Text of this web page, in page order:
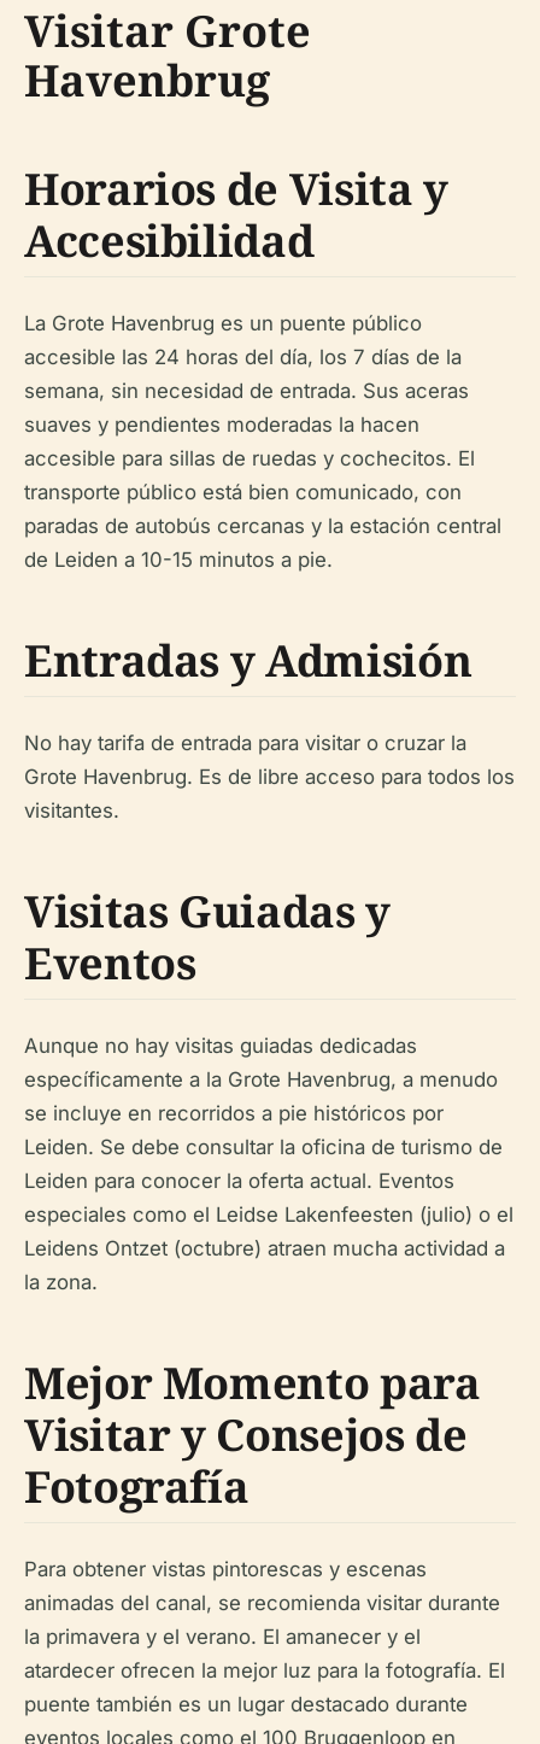
Visitar Grote
Havenbrug
Horarios de Visita y
Accesibilidad
La Grote Havenbrug es un puente público
accesible las 24 horas del día, los 7 días de la
semana, sin necesidad de entrada. Sus aceras
suaves y pendientes moderadas la hacen
accesible para sillas de ruedas y cochecitos. El
transporte público está bien comunicado, con
paradas de autobús cercanas y la estación central
de Leiden a 10-15 minutos a pie.
Entradas y Admisión
No hay tarifa de entrada para visitar o cruzar la
Grote Havenbrug. Es de libre acceso para todos los
visitantes.
Visitas Guiadas y
Eventos
Aunque no hay visitas guiadas dedicadas
específicamente a la Grote Havenbrug, a menudo
se incluye en recorridos a pie históricos por
Leiden. Se debe consultar la oficina de turismo de
Leiden para conocer la oferta actual. Eventos
especiales como el Leidse Lakenfeesten (julio) o el
Leidens Ontzet (octubre) atraen mucha actividad a
la zona.
Mejor Momento para
Visitar y Consejos de
Fotografía
Para obtener vistas pintorescas y escenas
animadas del canal, se recomienda visitar durante
la primavera y el verano. El amanecer y el
atardecer ofrecen la mejor luz para la fotografía. El
puente también es un lugar destacado durante
eventos locales como el 100 Bruggenloop en